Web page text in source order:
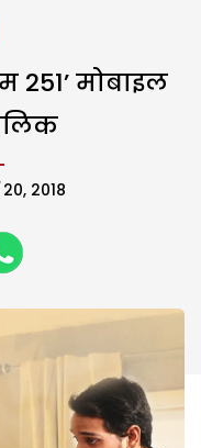
251’ मोबाइल
2018